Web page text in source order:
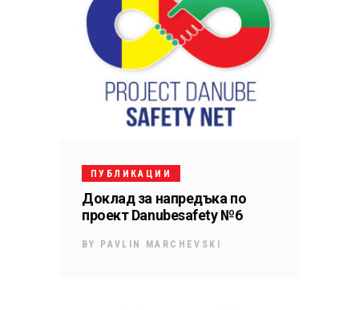
ПУБЛИКАЦИИ
Доклад за напредъка по
проект Danubesafety №6
BY PAVLIN MARCHEVSKI